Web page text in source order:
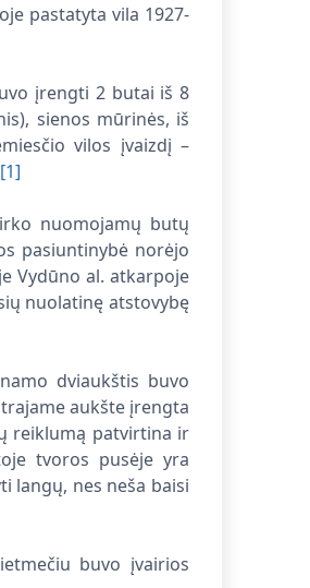
pastatyta vila 1927-
įrengti 2 butai iš 8
sienos mūrinės, iš
vilos įvaizdį –
[1]
nuomojamų butų
pasiuntinybė norėjo
Vydūno al. atkarpoje
nuolatinę atstovybę
dviaukštis buvo
aukšte įrengta
reiklumą patvirtina ir
tvoros pusėje yra
langų, nes neša baisi
buvo įvairios